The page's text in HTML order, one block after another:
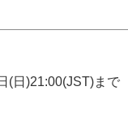
(日)21:00(JST)まで